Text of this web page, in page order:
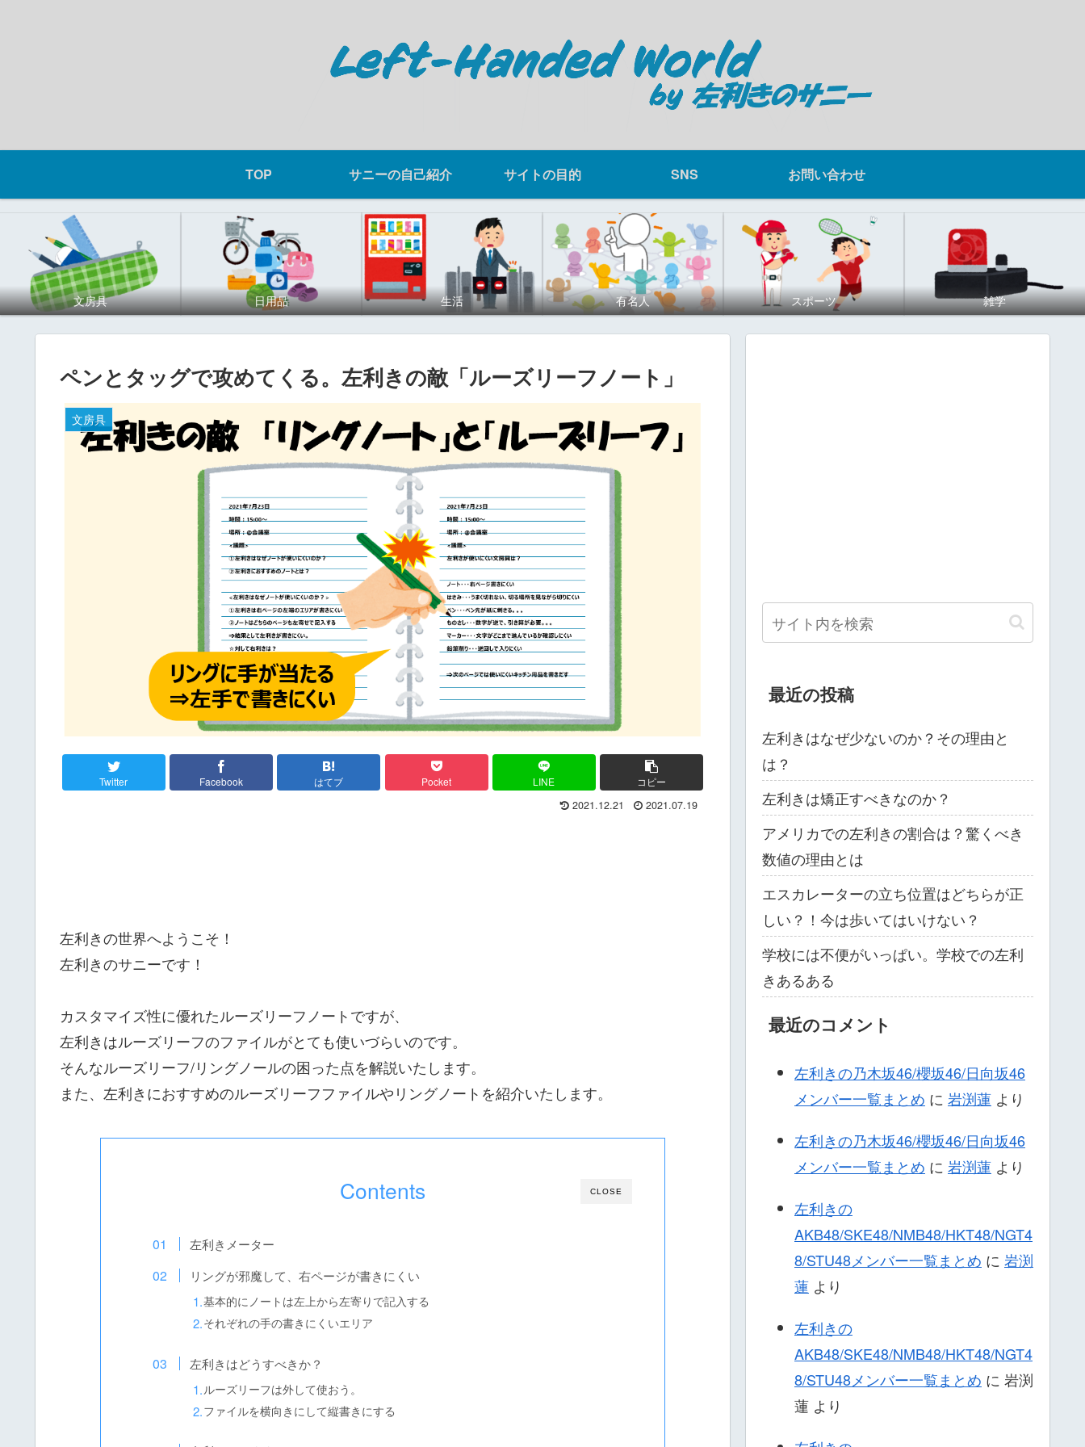
TOP サニーの自己紹介 サイトの目的 SNS お問い合わせ
文房具 日用品 生活 有名人 スポーツ 雑学
ペンとタッグで攻めてくる。左利きの敵「ルーズリーフノート」
文房具
Twitter Facebook はてブ Pocket LINE コピー
2021.12.21 2021.07.19
左利きの世界へようこそ！
左利きのサニーです！
カスタマイズ性に優れたルーズリーフノートですが、
左利きはルーズリーフのファイルがとても使いづらいのです。
そんなルーズリーフ/リングノールの困った点を解説いたします。
また、左利きにおすすめのルーズリーフファイルやリングノートを紹介いたします。
CLOSE
Contents
左利きメーター
リングが邪魔して、右ページが書きにくい
基本的にノートは左上から左寄りで記入する
それぞれの手の書きにくいエリア
左利きはどうすべきか？
ルーズリーフは外して使おう。
ファイルを横向きにして縦書きにする
最近の投稿
左利きはなぜ少ないのか？その理由と
は？
左利きは矯正すべきなのか？
アメリカでの左利きの割合は？驚くべき
数値の理由とは
エスカレーターの立ち位置はどちらが正
しい？！今は歩いてはいけない？
学校には不便がいっぱい。学校での左利
きあるある
最近のコメント
左利きの乃木坂46/櫻坂46/日向坂46
メンバー一覧まとめ に 岩渕蓮 より
左利きの乃木坂46/櫻坂46/日向坂46
メンバー一覧まとめ に 岩渕蓮 より
左利きの
AKB48/SKE48/NMB48/HKT48/NGT4
8/STU48メンバー一覧まとめ に 岩渕
蓮 より
左利きの
AKB48/SKE48/NMB48/HKT48/NGT4
8/STU48メンバー一覧まとめ に 岩渕
蓮 より